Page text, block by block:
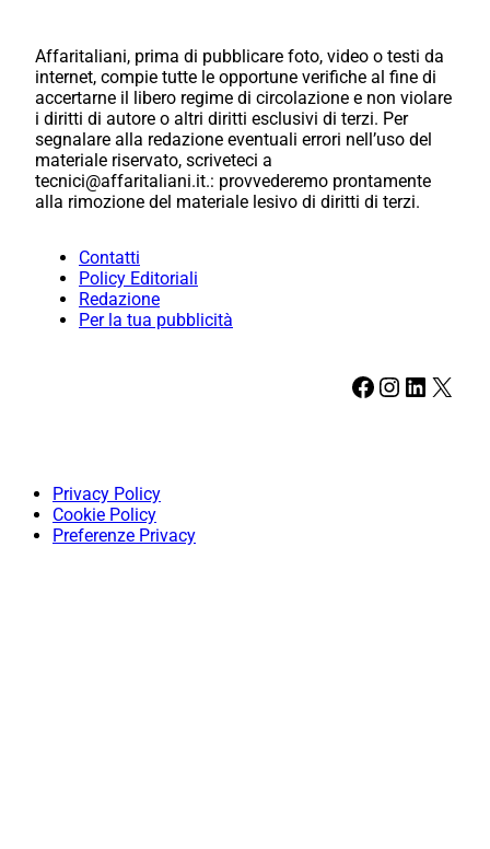
Affaritaliani, prima di pubblicare foto, video o testi da
internet, compie tutte le opportune verifiche al fine di
accertarne il libero regime di circolazione e non violare
i diritti di autore o altri diritti esclusivi di terzi. Per
segnalare alla redazione eventuali errori nell’uso del
materiale riservato, scriveteci a
tecnici@affaritaliani.it.: provvederemo prontamente
alla rimozione del materiale lesivo di diritti di terzi.
Contatti
Policy Editoriali
Redazione
Per la tua pubblicità
Facebook Instagram LinkedIn X
Privacy Policy
Cookie Policy
Preferenze Privacy